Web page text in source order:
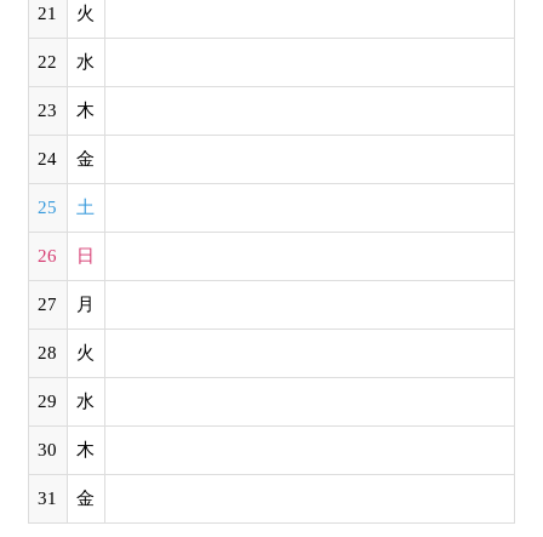
21 火
22 水
23 木
24 金
25 土
26 日
27 月
28 火
29 水
30 木
31 金